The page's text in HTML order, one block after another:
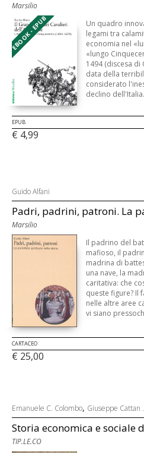
Marsilio
EBOOK - EPUB
Un quadro
legami tra
economia nel
«lungo
1494 (discesa di
data della
considerato
declino
EPUB
€ 4,99
Guido Alfani
Padri, padrini, patroni. La
Marsilio
Il padrino del
mafioso, il
madrina di
una nave, la
caritativa: che
queste figure? Il
nelle altre aree
vi siano
CARTACEO
€ 25,00
Emanuele C. Colombo, Giuseppe Cattan
Storia economica e sociale
TIP.LE.CO